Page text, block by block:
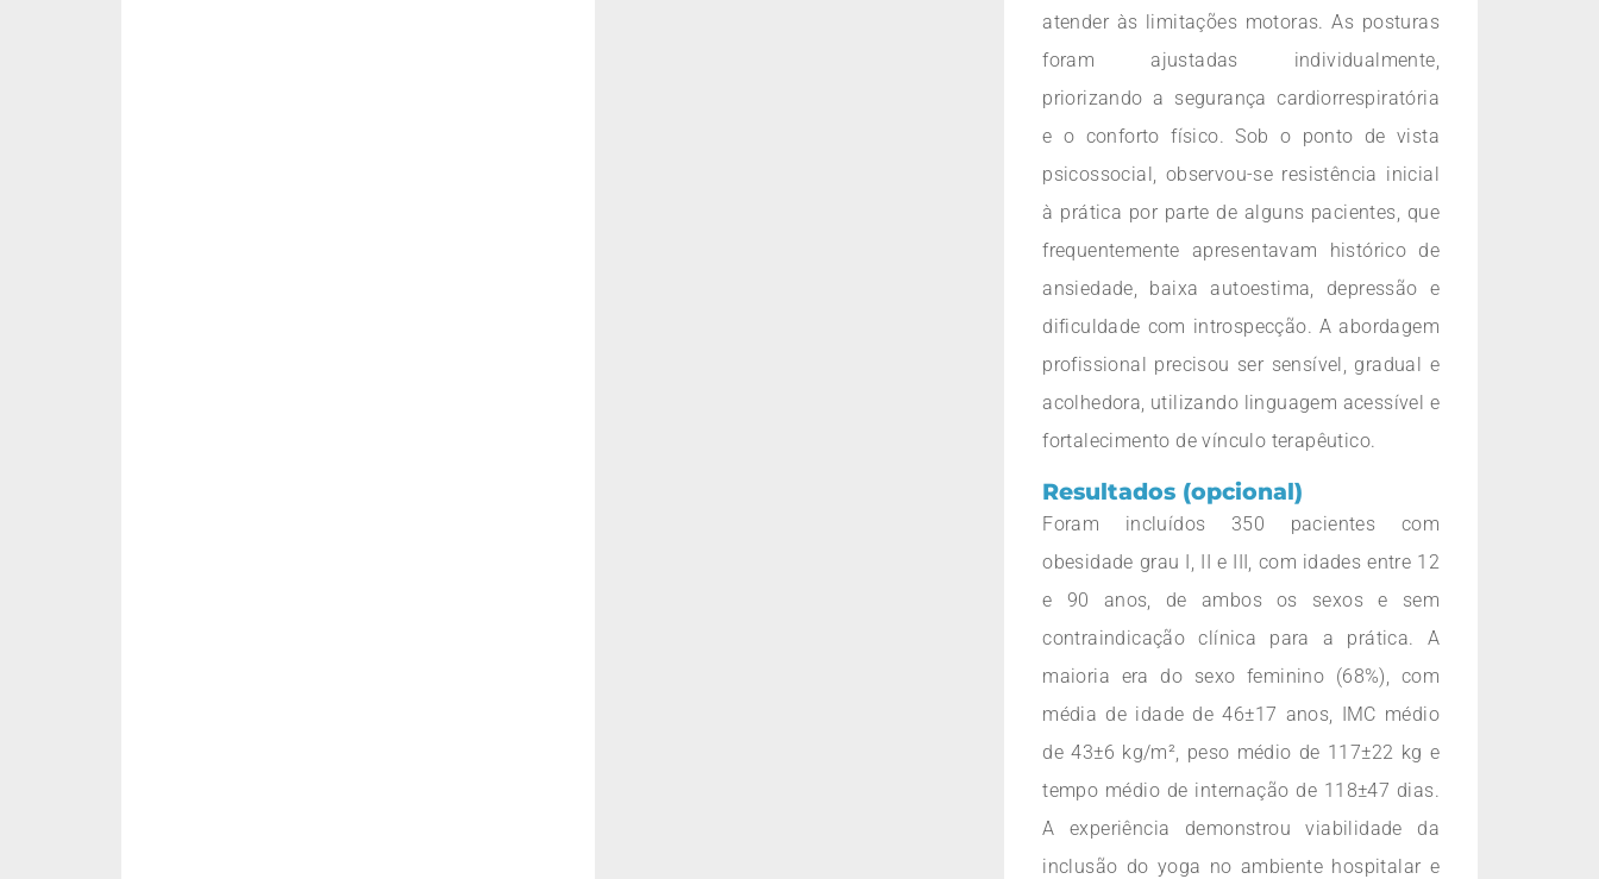
atender às limitações motoras. As posturas
foram ajustadas individualmente,
priorizando a segurança cardiorrespiratória
e o conforto físico. Sob o ponto de vista
psicossocial, observou-se resistência inicial
à prática por parte de alguns pacientes, que
frequentemente apresentavam histórico de
ansiedade, baixa autoestima, depressão e
dificuldade com introspecção. A abordagem
profissional precisou ser sensível, gradual e
acolhedora, utilizando linguagem acessível e
fortalecimento de vínculo terapêutico.
Resultados (opcional)
Foram incluídos 350 pacientes com
obesidade grau I, II e III, com idades entre 12
e 90 anos, de ambos os sexos e sem
contraindicação clínica para a prática. A
maioria era do sexo feminino (68%), com
média de idade de 46±17 anos, IMC médio
de 43±6 kg/m², peso médio de 117±22 kg e
tempo médio de internação de 118±47 dias.
A experiência demonstrou viabilidade da
inclusão do yoga no ambiente hospitalar e